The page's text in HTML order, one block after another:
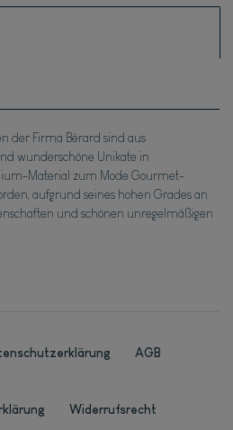
der Firma Bérard sind aus
wunderschöne Unikate in
Material zum Mode Gourmet-
aufgrund seines hohen Grades an
und schönen unregelmäßigen
AGB
Widerrufs­recht